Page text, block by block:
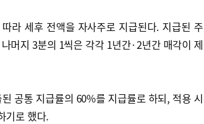
라 세후 전액을 자사주로 지급된다. 지급된 주
머지 3분의 1씩은 각각 1년간·2년간 매각이 제
공통 지급률의 60%를 지급률로 하되, 적용 시
기로 했다.